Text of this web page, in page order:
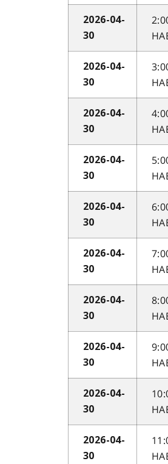
2026-04-
30
2026-04-
30
2026-04-
30
2026-04-
30
2026-04-
30
2026-04-
30
2026-04-
30
2026-04-
30
2026-04-
30
2026-04-
30